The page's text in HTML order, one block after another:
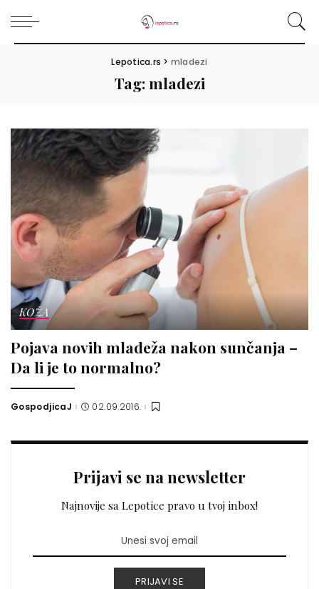
Lepotica.rs > mladezi
Tag:mladezi
KOŽA
Pojava novih mladeža nakon sunčanja –
Da li je to normalno?
Posted
GospodjicaJ 02.09.2016.
Prijavi se na newsletter
Najnovije sa Lepotice pravo u tvoj inbox!
PRIJAVI SE